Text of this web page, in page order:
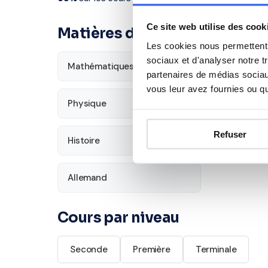
Ce site web utilise des
Les cookies nous
sociaux et d'analyser notre
partenaires de médias
vous leur avez fournies ou
Refuser
Matières disponibles pour
Mathématiques Français
Physique
Histoire Économie
Allemand
Cours par niveau
Seconde Première Terminale